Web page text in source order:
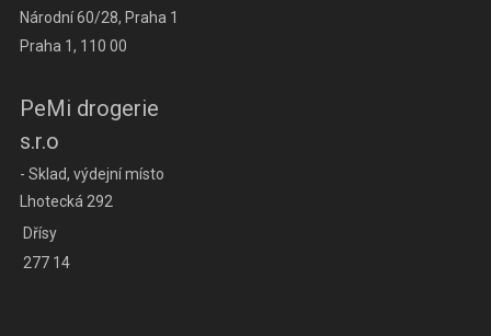
Národní 60/28, Praha 1
Praha 1, 110 00
PeMi drogerie
s.r.o
- Sklad, výdejní místo
Lhotecká 292
Dřísy
277 14